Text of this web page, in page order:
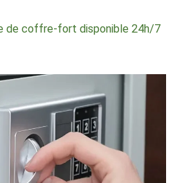
de coffre-fort disponible 24h/7